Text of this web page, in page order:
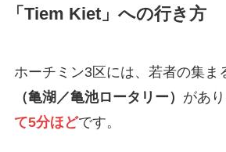
「Tiem Kiet」への行き方
ホーチミン3区には、若者の集ま
（亀湖／亀池ロータリー） があ
て5分ほどです。